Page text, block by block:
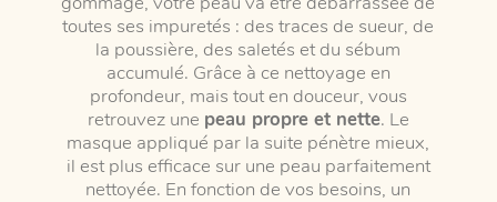
toutes ses impuretés : des traces de sueur, de
la poussière, des saletés et du sébum
accumulé. Grâce à ce nettoyage en
profondeur, mais tout en douceur, vous
retrouvez une peau propre et nette. Le
masque appliqué par la suite pénètre mieux,
il est plus efficace sur une peau parfaitement
nettoyée. En fonction de vos besoins, un